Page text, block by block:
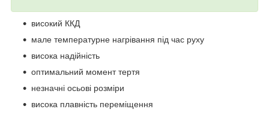
високий ККД
мале температурне нагрівання під час руху
висока надійність
оптимальний момент тертя
незначні осьові розміри
висока плавність переміщення